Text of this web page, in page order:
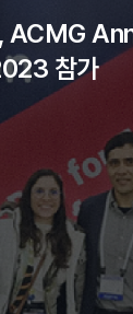
ACMG
참가